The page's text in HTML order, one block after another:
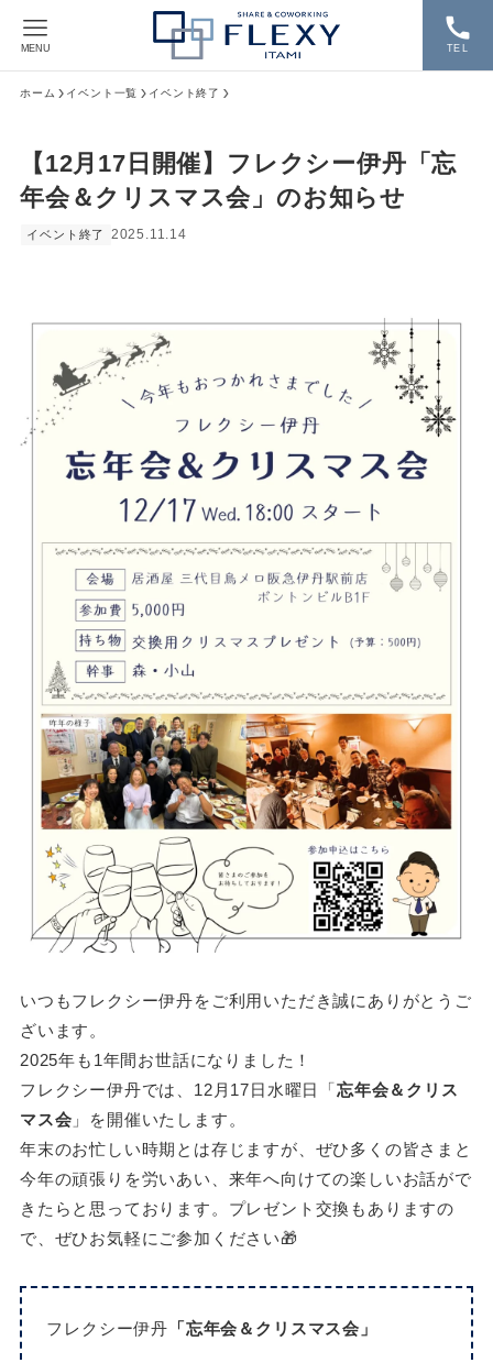
TEL
MENU
ホーム イベント一覧 イベント終了
【12月17日開催】フレクシー伊丹「忘
年会＆クリスマス会」のお知らせ
イベント終了 2025.11.14
いつもフレクシー伊丹をご利用いただき誠にありがとうご
ざいます。
2025年も1年間お世話になりました！
フレクシー伊丹では、12月17日水曜日「忘年会＆クリス
マス会 」を開催いたします。
年末のお忙しい時期とは存じますが、ぜひ多くの皆さまと
今年の頑張りを労いあい、来年へ向けての楽しいお話がで
きたらと思っております。プレゼント交換もありますの
で、ぜひお気軽にご参加ください🎁
フレクシー伊丹 「忘年会＆クリスマス会」